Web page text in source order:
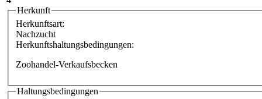
Herkunft
Herkunftsart:
Nachzucht
Herkunftshaltungsbedingungen:
Zoohandel-Verkaufsbecken
Haltungsbedingungen